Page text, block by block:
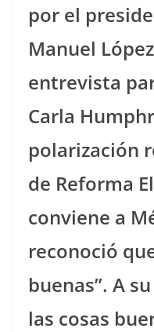
por el
Manuel
entrevista
Carla
polarización
de Reforma
conviene a
reconoció
buenas”. A
las cosas